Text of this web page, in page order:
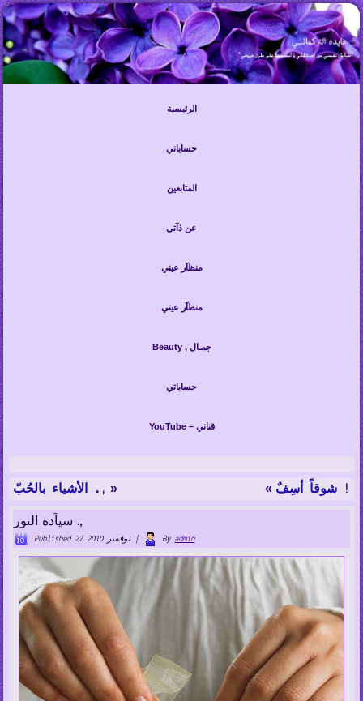
الرئيسية
حساباتي
المتابعين
عن ذآتي
منظآر عيني
منظآر عيني
Beauty , جمـال
حساباتي
YouTube – قناتي
الأشياء بالحُبّ ., » « شوقاً أسِفٌ !
سيآدة النور .,
Published 27 نوفمبر 2010| By admin